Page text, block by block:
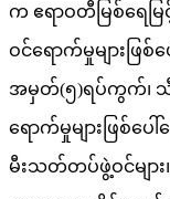
က ဧရာဝတီမြစ်ရေမ
ဝင်ရောက်မှုများဖြ
အမှတ်(၅)ရပ်ကွက်၊ သီ
ရောက်မှုများဖြစ်ပေ
မီးသတ်တပ်ဖွဲ့ဝင်မျာ